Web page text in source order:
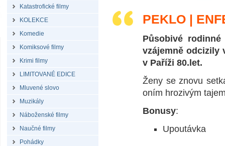
Katastrofické filmy
KOLEKCE
Komedie
Komiksové filmy
Krimi filmy
LIMITOVANÉ EDICE
Mluvené slovo
Muzikály
Náboženské filmy
Naučné filmy
Pohádky
PEKLO |
Působivé
vzájemně odcizily
v Paříži 80.let.
Ženy se znovu
oním hrozivým
Bonusy:
Upoutávka